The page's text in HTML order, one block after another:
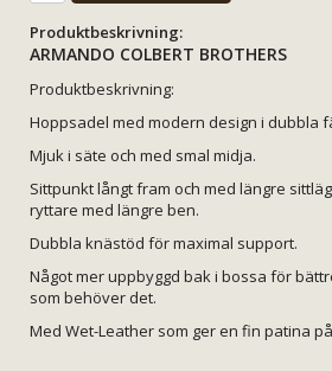
Produktbeskrivning:
ARMANDO COLBERT BROTHERS
Produktbeskrivning:
Hoppsadel med modern design i dubbla
Mjuk i säte och med smal midja.
Sittpunkt långt fram och med längre
ryttare med längre ben.
Dubbla knästöd för maximal support.
Något mer uppbyggd bak i bossa för
som behöver det.
Med Wet-Leather som ger en fin patina